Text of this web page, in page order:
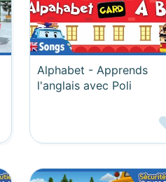
Alphabet - Apprends
l'anglais avec Poli